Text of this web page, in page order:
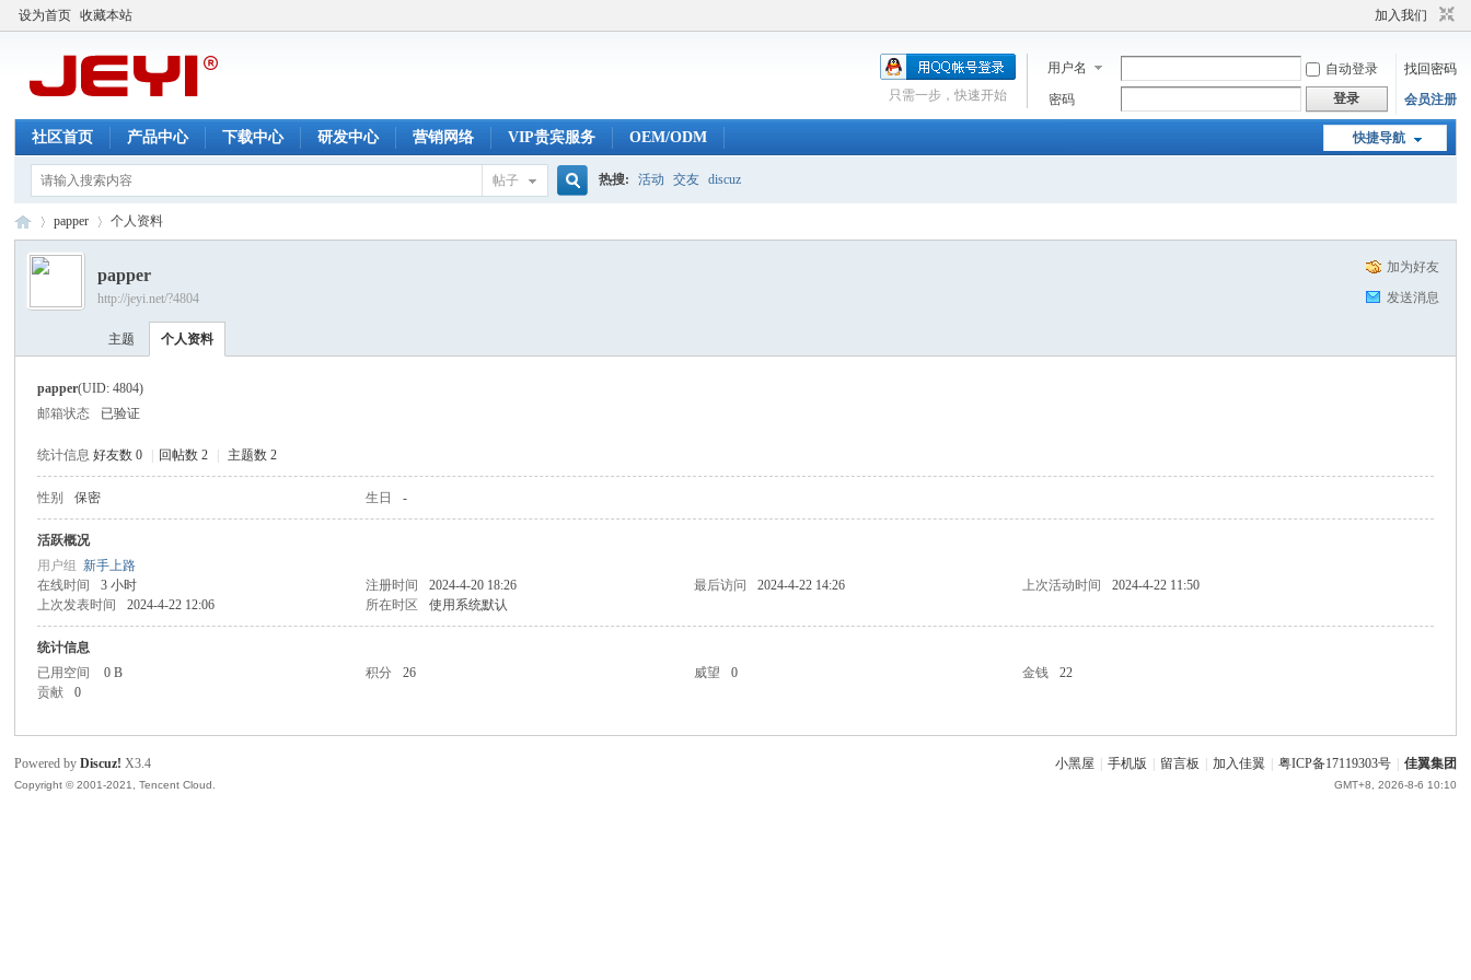
设为首页 收藏本站 加入我们
用户名 自动登录
找回密码
密码
登录 会员注册
只需一步，快速开始
快捷导航
社区首页 产品中心 下载中心 研发中心 营销网络 VIP贵宾服务 OEM/ODM
帖子 热搜: 活动 交友 discuz
›
papper 个人资料
加为好友
发送消息
papper
http://jeyi.net/?4804
主题 个人资料
papper(UID: 4804)
邮箱状态
已验证
统计信息 好友数 0 回帖数 2 主题数 2
性别 保密 生日 -
活跃概况
用户组新手上路
在线时间
3 小时 注册时间 2024-4-20 18:26 最后访问 2024-4-22 14:26 上次活动时间
2024-4-22 11:50
上次发表时间
2024-4-22 12:06 所在时区 使用系统默认
统计信息
已用空间
0 B 积分 26 威望 0 金钱
22
贡献
0
小黑屋 手机版 留言板 加入佳翼 粤ICP备17119303号 佳翼集团
GMT+8, 2026-8-6 10:10
Powered byDiscuz! X3.4
Copyright © 2001-2021, Tencent Cloud.